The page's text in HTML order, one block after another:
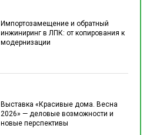
Импортозамещение и обратный
инжиниринг в ЛПК: от копирования к
модернизации
Выставка «Красивые дома. Весна
2026» — деловые возможности и
новые перспективы